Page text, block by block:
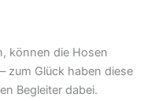
können die Hosen
zum Glück haben diese
Begleiter dabei.